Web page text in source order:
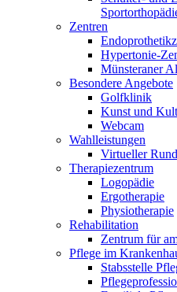
Zentren
Hypertonie-
Münsteraner
Besondere Angebote
Golfklinik
Kunst und
Webcam
Wahlleistungen
Virtueller
Therapiezentrum
Logopädie
Ergotherapie
Physiotherapie
Rehabilitation
Zentrum für
Pflege im
Stabsstelle